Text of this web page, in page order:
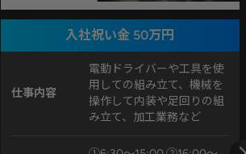
入社祝い金 50万円
仕事内容
電動ドライバーや工具を使
用しての組み立て、機械を
操作して内装や足回りの組
み立て、加工業務など